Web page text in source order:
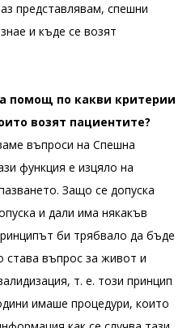
представлявам, спешни
и къде се возят
помощ по какви критерии
возят пациентите?
въпроси на Спешна
функция е изцяло на
Защо се допуска
и дали има някакъв
би трябвало да бъде
въпрос за живот и
т. е. този принцип
имаше процедури, които